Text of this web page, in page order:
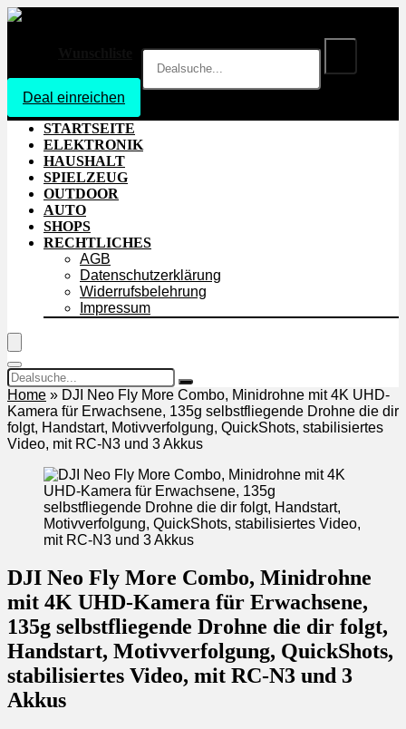
Deal einreichen
STARTSEITE
ELEKTRONIK
HAUSHALT
SPIELZEUG
OUTDOOR
AUTO
SHOPS
RECHTLICHES
AGB
Datenschutzerklärung
Widerrufsbelehrung
Impressum
Home » DJI Neo Fly More Combo, Minidrohne mit 4K UHD-
Kamera für Erwachsene, 135g selbstfliegende Drohne die dir
folgt, Handstart, Motivverfolgung, QuickShots, stabilisiertes
Video, mit RC-N3 und 3 Akkus
DJI Neo Fly More Combo, Minidrohne
mit 4K UHD-Kamera für Erwachsene,
135g selbstfliegende Drohne die dir folgt,
Handstart, Motivverfolgung, QuickShots,
stabilisiertes Video, mit RC-N3 und 3
Akkus